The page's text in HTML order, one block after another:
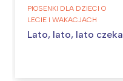
PIOSENKI DLA DZIECI O
LECIE I WAKACJACH
Lato, lato, lato czeka